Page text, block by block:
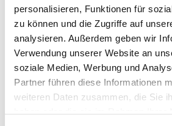
personalisieren, Funktionen für
zu können und die Zugriffe auf
analysieren. Außerdem geben wir
Verwendung unserer Website an
soziale Medien, Werbung und
Partner führen diese Informationen
weiteren Daten zusammen, die Sie
Gabriela Tolciu
Pflegedienstleitung &
Gabriela Tolciu ist
Geschäftsführerin von
über mehr als 30 Jahre